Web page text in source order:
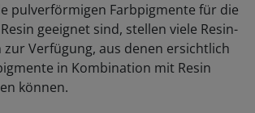
pulverförmigen Farbpigmente für die
geeignet sind, stellen viele Resin-
Verfügung, aus denen ersichtlich
in Kombination mit Resin
können.